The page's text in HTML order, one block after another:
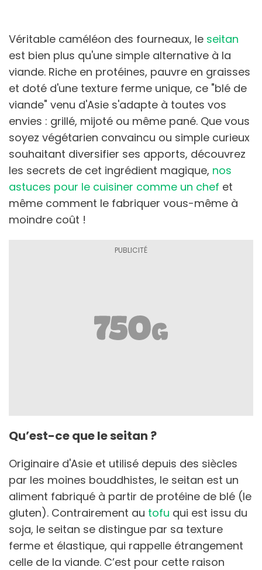
Véritable caméléon des fourneaux, le seitan
est bien plus qu'une simple alternative à la
viande. Riche en protéines, pauvre en graisses
et doté d'une texture ferme unique, ce "blé de
viande" venu d'Asie s'adapte à toutes vos
envies : grillé, mijoté ou même pané. Que vous
soyez végétarien convaincu ou simple curieux
souhaitant diversifier ses apports, découvrez
les secrets de cet ingrédient magique, nos
astuces pour le cuisiner comme un chef et
même comment le fabriquer vous-même à
moindre coût !
Qu’est-ce que le seitan ?
Originaire d'Asie et utilisé depuis des siècles
par les moines bouddhistes, le seitan est un
aliment fabriqué à partir de protéine de blé (le
gluten). Contrairement au tofu qui est issu du
soja, le seitan se distingue par sa texture
ferme et élastique, qui rappelle étrangement
celle de la viande. C’est pour cette raison